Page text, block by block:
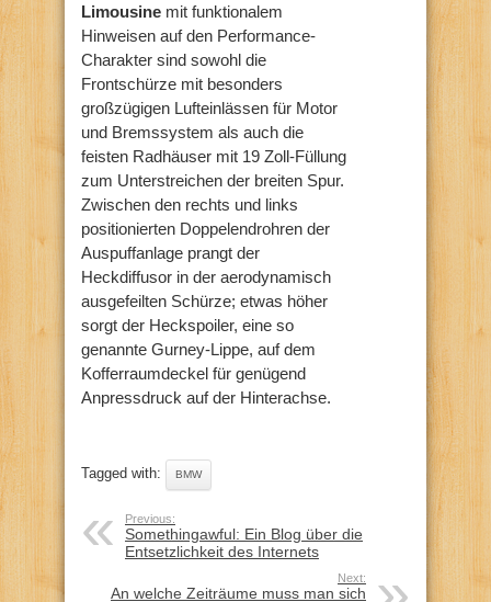
Limousine mit funktionalem
Hinweisen auf den Performance-
Charakter sind sowohl die
Frontschürze mit besonders
großzügigen Lufteinlässen für Motor
und Bremssystem als auch die
feisten Radhäuser mit 19 Zoll-Füllung
zum Unterstreichen der breiten Spur.
Zwischen den rechts und links
positionierten Doppelendrohren der
Auspuffanlage prangt der
Heckdiffusor in der aerodynamisch
ausgefeilten Schürze; etwas höher
sorgt der Heckspoiler, eine so
genannte Gurney-Lippe, auf dem
Kofferraumdeckel für genügend
Anpressdruck auf der Hinterachse.
Tagged with: BMW
Previous:
Somethingawful: Ein Blog über die
Entsetzlichkeit des Internets
Next:
An welche Zeiträume muss man sich